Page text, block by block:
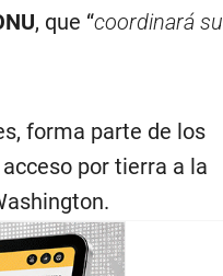
, que “coordinará su
forma parte de los
por tierra a la